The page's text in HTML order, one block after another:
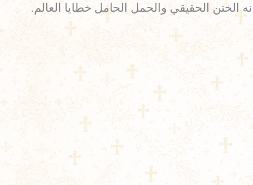
الختن الحقيقي والحمل الحامل خطايا العالم.